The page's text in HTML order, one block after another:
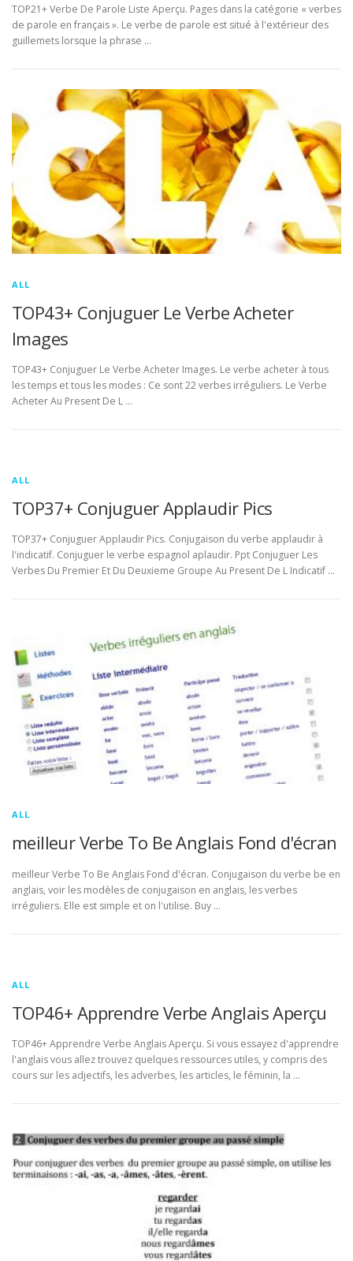
TOP21+ Verbe De Parole Liste Aperçu. Pages dans la catégorie « verbes
de parole en français ». Le verbe de parole est situé à l'extérieur des
guillemets lorsque la phrase …
ALL
TOP43+ Conjuguer Le Verbe Acheter
Images
TOP43+ Conjuguer Le Verbe Acheter Images. Le verbe acheter à tous
les temps et tous les modes : Ce sont 22 verbes irréguliers. Le Verbe
Acheter Au Present De L …
ALL
TOP37+ Conjuguer Applaudir Pics
TOP37+ Conjuguer Applaudir Pics. Conjugaison du verbe applaudir à
l'indicatif. Conjuguer le verbe espagnol aplaudir. Ppt Conjuguer Les
Verbes Du Premier Et Du Deuxieme Groupe Au Present De L Indicatif …
ALL
meilleur Verbe To Be Anglais Fond d'écran
meilleur Verbe To Be Anglais Fond d'écran. Conjugaison du verbe be en
anglais, voir les modèles de conjugaison en anglais, les verbes
irréguliers. Elle est simple et on l'utilise. Buy …
ALL
TOP46+ Apprendre Verbe Anglais Aperçu
TOP46+ Apprendre Verbe Anglais Aperçu. Si vous essayez d'apprendre
l'anglais vous allez trouvez quelques ressources utiles, y compris des
cours sur les adjectifs, les adverbes, les articles, le féminin, la …